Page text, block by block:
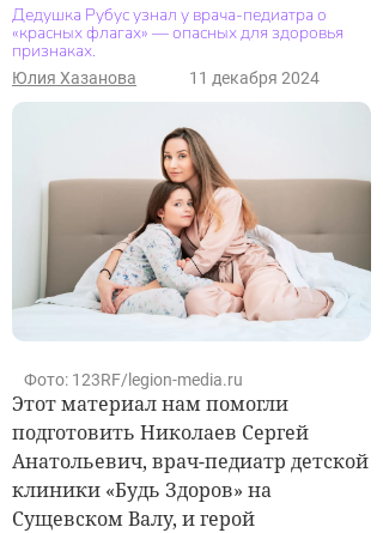
Дедушка Рубус узнал у врача-педиатра о
«красных флагах» — опасных для здоровья
признаках.
Юлия Хазанова 11 декабря 2024
Фото: 123RF/legion-media.ru
Этот материал нам помогли
подготовить Николаев Сергей
Анатольевич, врач-педиатр детской
клиники «Будь Здоров» на
Сущевском Валу, и герой